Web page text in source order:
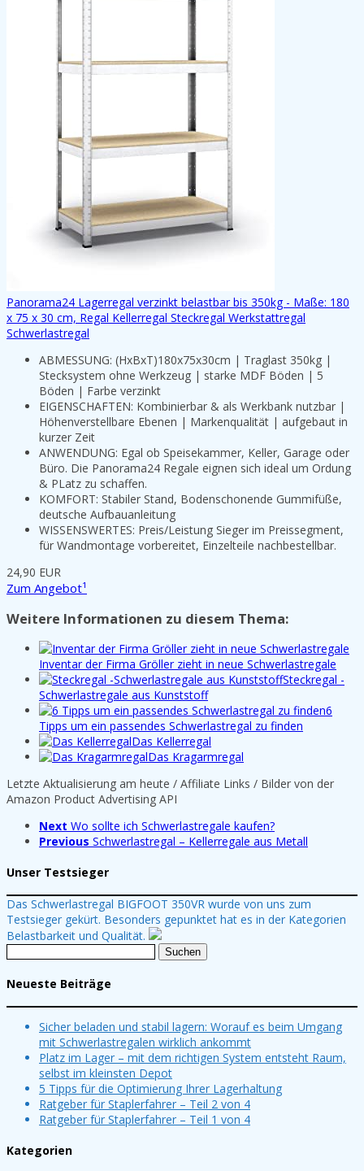
Panorama24 Lagerregal verzinkt belastbar bis 350kg - Maße: 180
x 75 x 30 cm, Regal Kellerregal Steckregal Werkstattregal
Schwerlastregal
ABMESSUNG: (HxBxT)180x75x30cm | Traglast 350kg |
Stecksystem ohne Werkzeug | starke MDF Böden | 5
Böden | Farbe verzinkt
EIGENSCHAFTEN: Kombinierbar & als Werkbank nutzbar |
Höhenverstellbare Ebenen | Markenqualität | aufgebaut in
kurzer Zeit
ANWENDUNG: Egal ob Speisekammer, Keller, Garage oder
Büro. Die Panorama24 Regale eignen sich ideal um Ordung
& PLatz zu schaffen.
KOMFORT: Stabiler Stand, Bodenschonende Gummifüße,
deutsche Aufbauanleitung
WISSENSWERTES: Preis/Leistung Sieger im Preissegment,
für Wandmontage vorbereitet, Einzelteile nachbestellbar.
24,90 EUR
Zum Angebot¹
Weitere Informationen zu diesem Thema:
Inventar der Firma Gröller zieht in neue Schwerlastregale
Steckregal -
Schwerlastregale aus Kunststoff
6
Tipps um ein passendes Schwerlastregal zu finden
Das Kellerregal
Das Kragarmregal
Letzte Aktualisierung am heute / Affiliate Links / Bilder von der
Amazon Product Advertising API
Next Wo sollte ich Schwerlastregale kaufen?
Previous Schwerlastregal – Kellerregale aus Metall
Unser Testsieger
Das Schwerlastregal BIGFOOT 350VR wurde von uns zum
Testsieger gekürt. Besonders gepunktet hat es in der Kategorien
Belastbarkeit und Qualität.
Neueste Beiträge
Sicher beladen und stabil lagern: Worauf es beim Umgang
mit Schwerlastregalen wirklich ankommt
Platz im Lager – mit dem richtigen System entsteht Raum,
selbst im kleinsten Depot
5 Tipps für die Optimierung Ihrer Lagerhaltung
Ratgeber für Staplerfahrer – Teil 2 von 4
Ratgeber für Staplerfahrer – Teil 1 von 4
Kategorien